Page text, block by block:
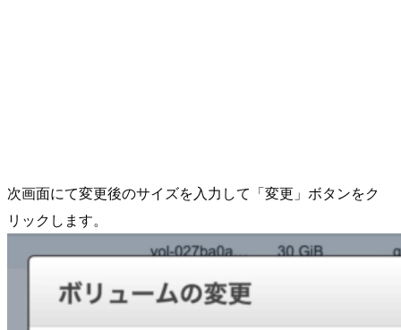
次画面にて変更後のサイズを入力して「変更」ボタンをク
リックします。